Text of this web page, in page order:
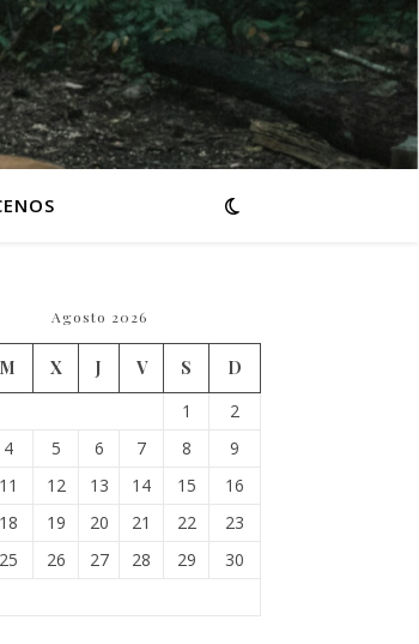
Agosto 2026
M X J V S
D
1
2
4 5 6 7 8
9
11 12 13 14 15
16
18 19 20 21 22
23
25 26 27 28 29
30